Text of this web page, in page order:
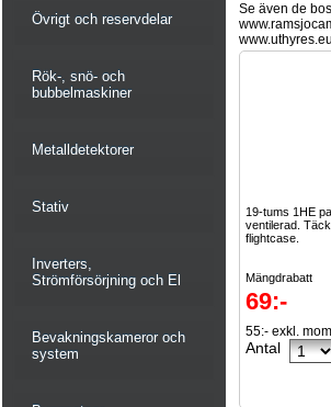
Övrigt och reservdelar
Rök-, snö- och
bubbelmaskiner
Metalldetektorer
Stativ
Inverters,
Strömförsörjning och El
Bevakningskameror och
system
Se även de
www.uthyres.eu
19-tums 1HE
ventilerad.
flightcase.
Mängdrabatt
5st... Läs mer
69:-
55:- exkl.
Antal